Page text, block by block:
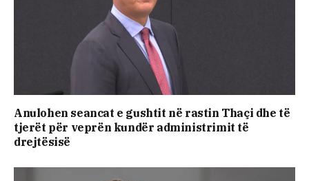
Anulohen seancat e gushtit në rastin Thaçi dhe të
tjerët për veprën kundër administrimit të
drejtësisë